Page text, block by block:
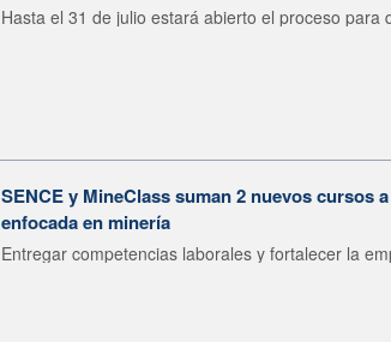
Hasta el 31 de julio estará abierto el proceso para
SENCE y MineClass suman 2 nuevos cursos
enfocada en minería
Entregar competencias laborales y fortalecer la